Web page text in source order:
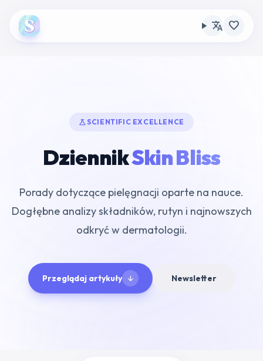
translate favorite
scienceSCIENTIFIC EXCELLENCE
DziennikSkin Bliss
Porady dotyczące pielęgnacji oparte na nauce.
Dogłębne analizy składników, rutyn i najnowszych
odkryć w dermatologii.
Przeglądaj artykuły arrow_downward Newsletter